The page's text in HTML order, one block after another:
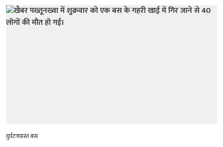
दुर्घटनाग्रस्त बस